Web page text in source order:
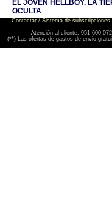
EL JOVEN HELLBOY. LA
OCULTA
Contactar/ Sistema de subscripciones
Atención al cliente: 951 600
(**) Las ofertas de gastos de envio